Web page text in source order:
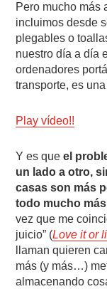
Pero mucho más
incluimos desde
plegables o
nuestro día a día
ordenadores
transporte, es
Play vídeo!!
Y es queel
un lado a otro,
casas son más
todo mucho más
vez que me
juicio” (Love it or
llaman quieren
más (y más…)
almacenando